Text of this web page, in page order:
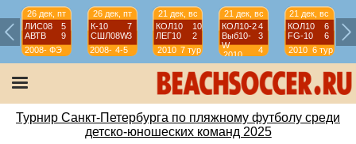
26 дек, пт
ЛИС08
5
АВТВ
9
2008-
2009
ФЭ
26 дек, пт
К-10
7
СШЛ08W3
2008-
2009
4-5
21 дек, вс
КОЛ10
10
ЛЕГ10
2
2010 7 тур
21 дек, вс
КОЛ10-24
Выб10-
W
3
2010
4
тур
21 дек, вс
КОЛ10
6
FG-10
6
2010 6 тур
Турнир Санкт-Петербурга по пляжному футболу среди
детско-юношеских команд 2025